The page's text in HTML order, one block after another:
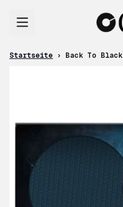
Startseite › Back To Black